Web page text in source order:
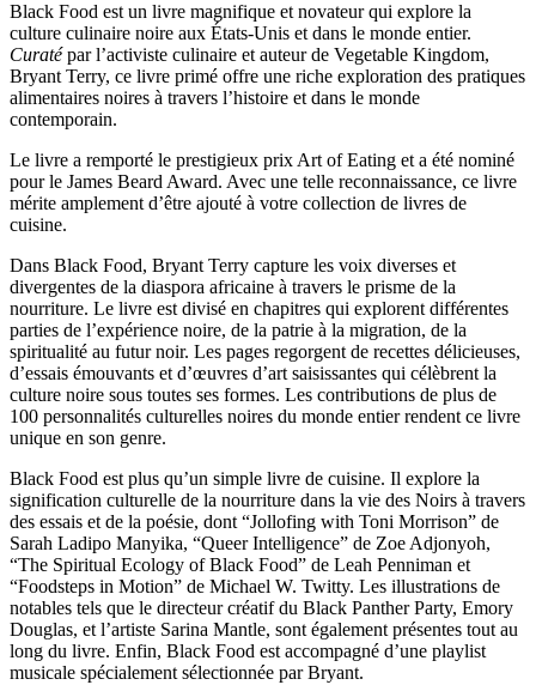
Black Food est un livre magnifique et novateur qui explore la
culture culinaire noire aux États-Unis et dans le monde entier.
Curatépar l’activiste culinaire et auteur de Vegetable Kingdom,
Bryant Terry, ce livre primé offre une riche exploration des pratiques
alimentaires noires à travers l’histoire et dans le monde
contemporain.
Le livre a remporté le prestigieux prix Art of Eating et a été nominé
pour le James Beard Award. Avec une telle reconnaissance, ce livre
mérite amplement d’être ajouté à votre collection de livres de
cuisine.
Dans Black Food, Bryant Terry capture les voix diverses et
divergentes de la diaspora africaine à travers le prisme de la
nourriture. Le livre est divisé en chapitres qui explorent différentes
parties de l’expérience noire, de la patrie à la migration, de la
spiritualité au futur noir. Les pages regorgent de recettes délicieuses,
d’essais émouvants et d’œuvres d’art saisissantes qui célèbrent la
culture noire sous toutes ses formes. Les contributions de plus de
100 personnalités culturelles noires du monde entier rendent ce livre
unique en son genre.
Black Food est plus qu’un simple livre de cuisine. Il explore la
signification culturelle de la nourriture dans la vie des Noirs à travers
des essais et de la poésie, dont “Jollofing with Toni Morrison” de
Sarah Ladipo Manyika, “Queer Intelligence” de Zoe Adjonyoh,
“The Spiritual Ecology of Black Food” de Leah Penniman et
“Foodsteps in Motion” de Michael W. Twitty. Les illustrations de
notables tels que le directeur créatif du Black Panther Party, Emory
Douglas, et l’artiste Sarina Mantle, sont également présentes tout au
long du livre. Enfin, Black Food est accompagné d’une playlist
musicale spécialement sélectionnée par Bryant.